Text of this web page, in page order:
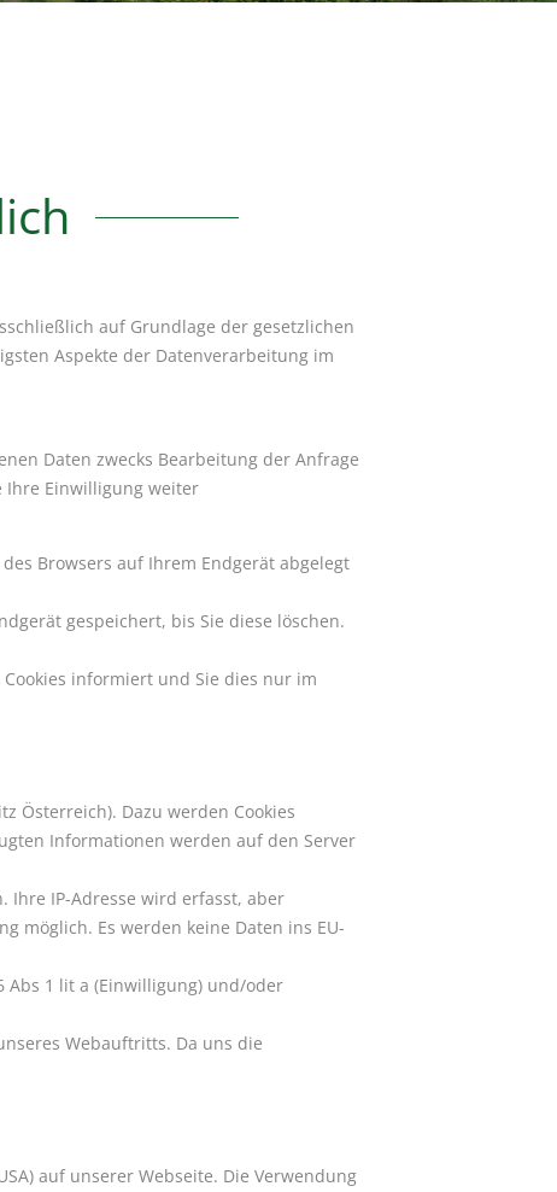
auf Grundlage der gesetzlichen
Aspekte der Datenverarbeitung im
Daten zwecks Bearbeitung der Anfrage
Ihre Einwilligung weiter
Browsers auf Ihrem Endgerät abgelegt
gespeichert, bis Sie diese löschen.
informiert und Sie dies nur im
Österreich). Dazu werden Cookies
Informationen werden auf den Server
Ihre IP-Adresse wird erfasst, aber
möglich. Es werden keine Daten ins EU-
Abs 1 lit a (Einwilligung) und/oder
Webauftritts. Da uns die
auf unserer Webseite. Die Verwendung